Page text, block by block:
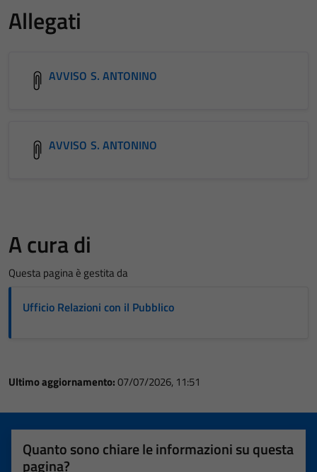
Allegati
AVVISO S. ANTONINO
AVVISO S. ANTONINO
A cura di
Questa pagina è gestita da
Ufficio Relazioni con il Pubblico
Ultimo aggiornamento:07/07/2026, 11:51
Quanto sono chiare le informazioni su questa
pagina?